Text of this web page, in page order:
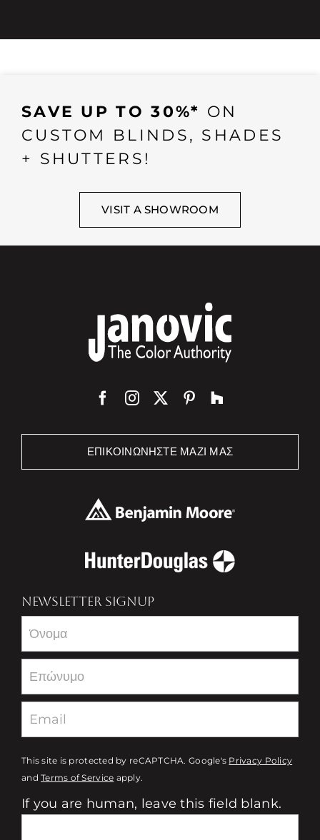
SAVE UP TO 30%* ON
CUSTOM BLINDS, SHADES
+ SHUTTERS!
VISIT A SHOWROOM
ΕΠΙΚΟΙΝΩΝΉΣΤΕ ΜΑΖΊ ΜΑΣ
NEWSLETTER SIGNUP
Newsletter
This site is protected by reCAPTCHA. Google's Privacy Policy
andTerms of Service apply.
If you are human, leave this field blank.